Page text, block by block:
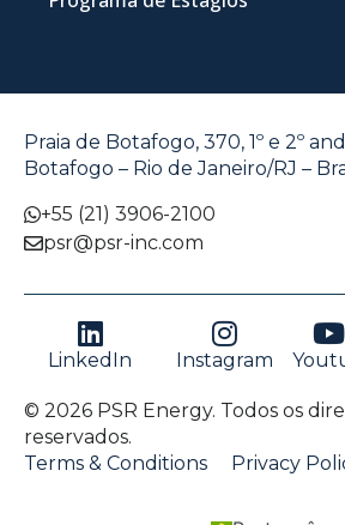
Praia de Botafogo, 370, 1º e 2º
Botafogo – Rio de Janeiro/RJ –
+55 (21) 3906-2100
psr@psr-inc.com
LinkedIn Instagram
© 2026 PSR Energy. Todos os
reservados.
Terms & Conditions
Privacy